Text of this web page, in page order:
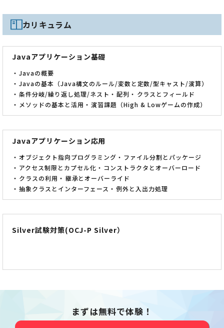
カリキュラム
Javaアプリケーション基礎
Javaの概要
Javaの基本（Java構文のルール/変数と定数/型キャスト/演算）
条件分岐/繰り返し処理/ネスト
配列
クラスとフィールド
メソッドの基本と活用
演習課題（High & Lowゲームの作成）
Javaアプリケーション応用
オブジェクト指向プログラミング
ファイル分割とパッケージ
アクセス制限とカプセル化
コンストラクタとオーバーロード
クラスの利用
継承とオーバーライド
抽象クラスとインターフェース
例外と入出力処理
Silver試験対策(OCJ-P Silver）
まずは無料で体験！